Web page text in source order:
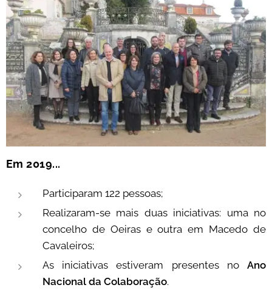
Em 2019...
Participaram 122 pessoas;
Realizaram-se mais duas iniciativas: uma no
concelho de Oeiras e outra em Macedo de
Cavaleiros;
As iniciativas estiveram presentes no Ano
Nacional da Colaboração.